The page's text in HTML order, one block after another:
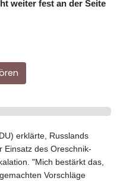
weiter fest an der Seite
erklärte, Russlands
Einsatz des Oreschnik-
"Mich bestärkt das,
Vorschläge